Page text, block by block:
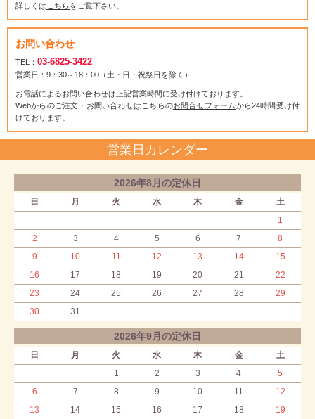
詳しくは こちらをご覧下さい。
お問い合わせ
TEL： 03-6825-3422
営業日：9：30～18：00（土・日・祝祭日を除く）
お電話によるお問い合わせは上記営業時間に受け付けております。
Webからのご注文・お問い合わせはこちらのお問合せフォームから24時間受け付
けております。
営業日カレンダー
2026年8月の定休日
日 月 火 水 木 金
土
1
2
3 4 5 6 7
8
9
10 11 12 13 14
15
16
17 18 19 20 21
22
23
24 25 26 27 28
29
30
31
2026年9月の定休日
日 月 火 水 木 金
土
1
2 3 4
5
6
7 8 9 10 11
12
13
14 15 16 17 18
19